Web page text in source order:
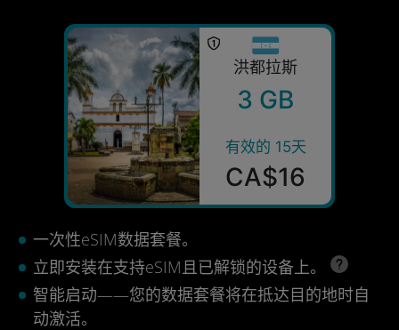
洪都拉斯
3 GB
有效的 15天
CA$16
一次性eSIM数据套餐。
立即安装在支持eSIM且已解锁的设备上。
智能启动——您的数据套餐将在抵达目的地时自
动激活。